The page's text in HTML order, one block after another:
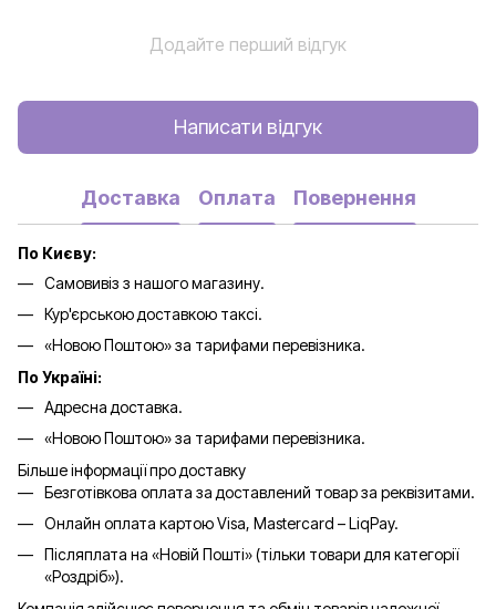
Додайте перший відгук
Написати відгук
Доставка Оплата Повернення
По Києву:
Самовивіз з нашого магазину.
Кур'єрською доставкою таксі.
«Новою Поштою» за тарифами перевізника.
По Україні:
Адресна доставка.
«Новою Поштою» за тарифами перевізника.
Більше інформації про доставку
Безготівкова оплата за доставлений товар за реквізитами.
Онлайн оплата картою Visa, Mastercard – LiqPay.
Післяплата на «Новій Пошті» (тільки товари для категорії
«Роздріб»).